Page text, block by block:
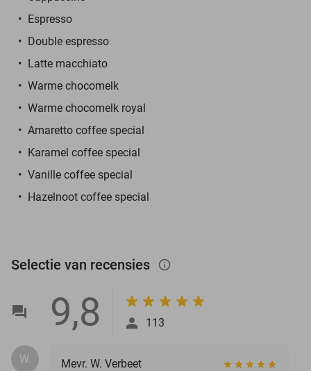
Espresso
Double espresso
Latte macchiato
Warme chocomelk
Warme chocomelk royal
Amaretto coffee special
Karamel coffee special
Vanille coffee special
Hazelnoot coffee special
Selectie van recensies info_outlined
9,8 113
W. Mevr. W. Verbeet